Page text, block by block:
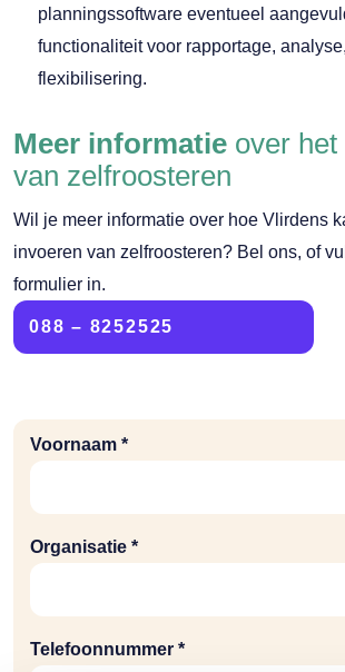
planningssoftware eventueel
functionaliteit voor rapportage,
flexibilisering.
Meer informatie over
van zelfroosteren
Wil je meer informatie over hoe Vlirdens
invoeren van zelfroosteren? Bel ons, of
formulier in.
088 – 8252525
Voornaam *
Organisatie *
Telefoonnummer *